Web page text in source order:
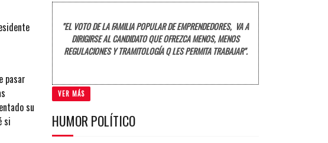
pasar
su
si
"EL VOTO DE LA FAMILIA POPULAR DE EMPRENDEDORES, VA A
DIRIGIRSE AL CANDIDATO QUE OFREZCA MENOS, MENOS
REGULACIONES Y TRAMITOLOGÍA Q LES PERMITA TRABAJAR".
VER MÁS
HUMOR POLÍTICO